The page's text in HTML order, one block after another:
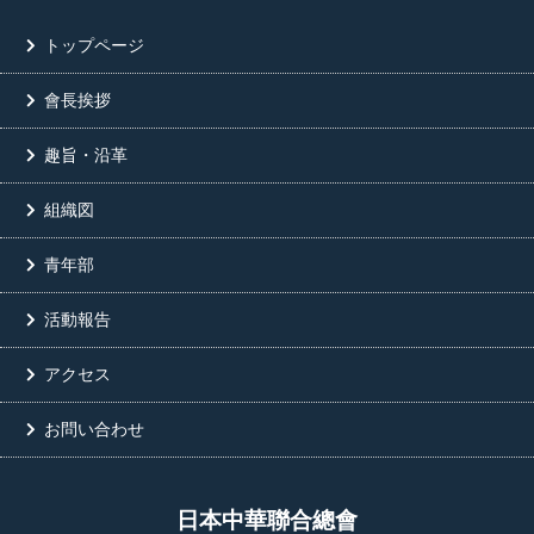
トップページ
會長挨拶
趣旨・沿革
組織図
青年部
活動報告
アクセス
お問い合わせ
日本中華聯合總會